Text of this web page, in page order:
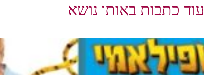
עוד כתבות באותו נושא